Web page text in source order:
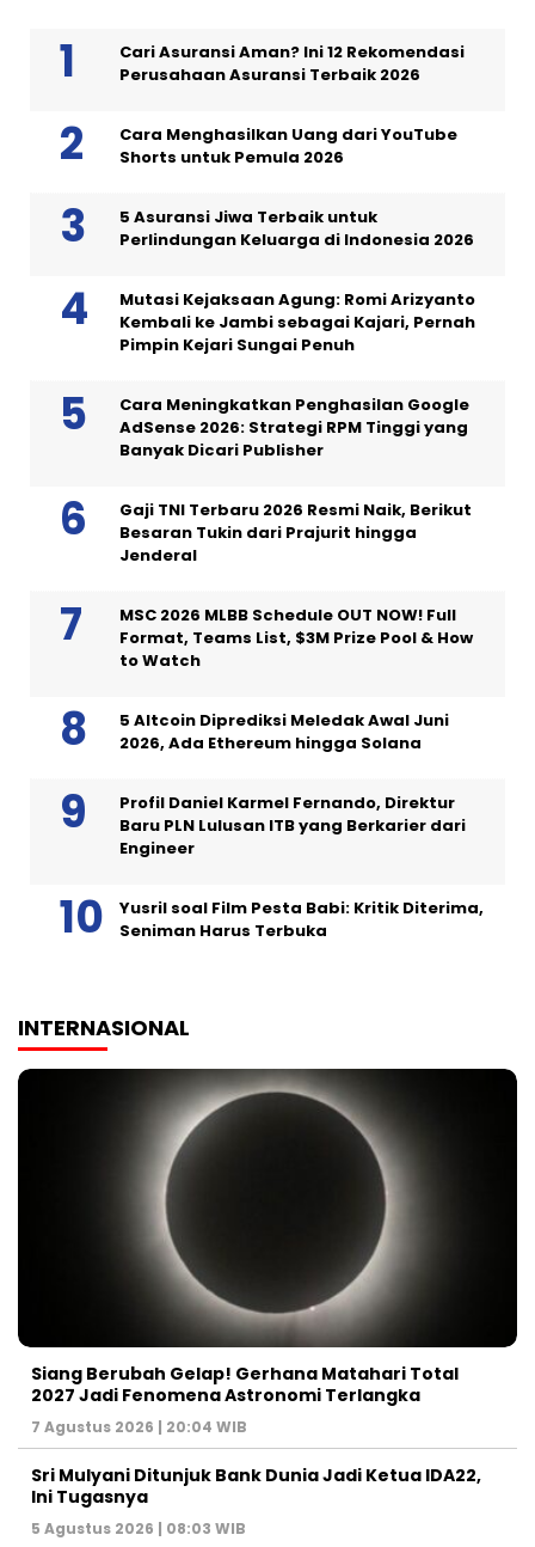
Cari Asuransi Aman? Ini 12 Rekomendasi
Perusahaan Asuransi Terbaik 2026
Cara Menghasilkan Uang dari YouTube
Shorts untuk Pemula 2026
5 Asuransi Jiwa Terbaik untuk
Perlindungan Keluarga di Indonesia 2026
Mutasi Kejaksaan Agung: Romi Arizyanto
Kembali ke Jambi sebagai Kajari, Pernah
Pimpin Kejari Sungai Penuh
Cara Meningkatkan Penghasilan Google
AdSense 2026: Strategi RPM Tinggi yang
Banyak Dicari Publisher
Gaji TNI Terbaru 2026 Resmi Naik, Berikut
Besaran Tukin dari Prajurit hingga
Jenderal
MSC 2026 MLBB Schedule OUT NOW! Full
Format, Teams List, $3M Prize Pool & How
to Watch
5 Altcoin Diprediksi Meledak Awal Juni
2026, Ada Ethereum hingga Solana
Profil Daniel Karmel Fernando, Direktur
Baru PLN Lulusan ITB yang Berkarier dari
Engineer
Yusril soal Film Pesta Babi: Kritik Diterima,
Seniman Harus Terbuka
INTERNASIONAL
Siang Berubah Gelap! Gerhana Matahari Total
2027 Jadi Fenomena Astronomi Terlangka
7 Agustus 2026 | 20:04 WIB
Sri Mulyani Ditunjuk Bank Dunia Jadi Ketua IDA22,
Ini Tugasnya
5 Agustus 2026 | 08:03 WIB